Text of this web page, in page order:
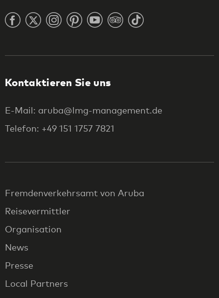
Kontaktieren Sie uns
E-Mail: aruba@lmg-management.de
Telefon: +49 151 1757 7821
Fremdenverkehrsamt von Aruba
Reisevermittler
Organisation
News
Presse
Local Partners